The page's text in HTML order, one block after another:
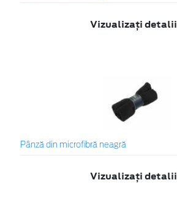
Vizualizați detalii
Pânză din microfibră neagră
Vizualizați detalii